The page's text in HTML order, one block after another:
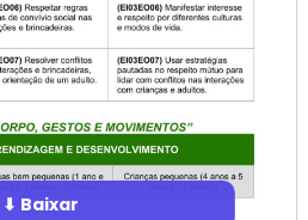
⬇ Baixar